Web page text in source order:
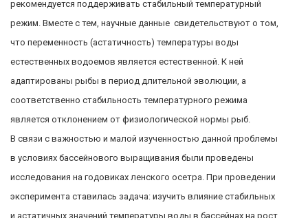
рекомендуется поддерживать стабильный температурный
режим. Вместе с тем, научные данные свидетельствуют о том,
что переменность (астатичность) температуры воды
естественных водоемов является естественной. К ней
адаптированы рыбы в период длительной эволюции, а
соответственно стабильность температурного режима
является отклонением от физиологической нормы рыб.
В связи с важностью и малой изученностью данной проблемы
в условиях бассейнового выращивания были проведены
исследования на годовиках ленского осетра. При проведении
эксперимента ставилась задача: изучить влияние стабильных
и астатичных значений температуры воды в бассейнах на рост